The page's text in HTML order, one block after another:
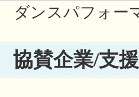
ダンスパフォー
協賛企業/支